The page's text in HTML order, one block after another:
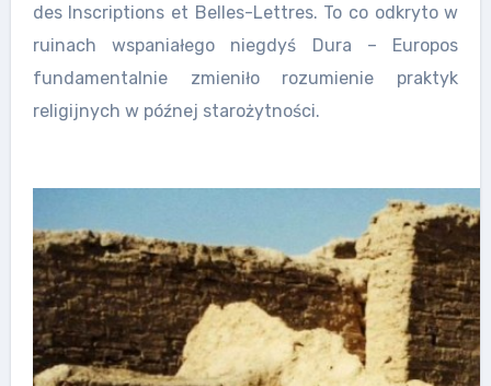
des Inscriptions et Belles-Lettres. To co odkryto w
ruinach wspaniałego niegdyś Dura – Europos
fundamentalnie zmieniło rozumienie praktyk
religijnych w późnej starożytności.